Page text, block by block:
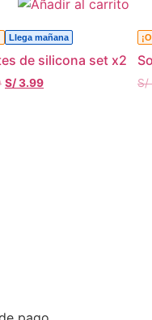
Llega mañana
de silicona set x2
S/3.99 S/